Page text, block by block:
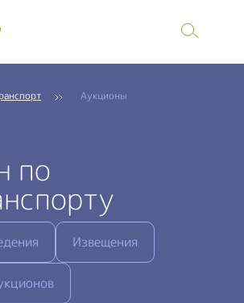
Аукционы
по
Извещения